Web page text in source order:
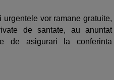
urgentele vor ramane gratuite,
de santate, au anuntat
de asigurari la conferinta